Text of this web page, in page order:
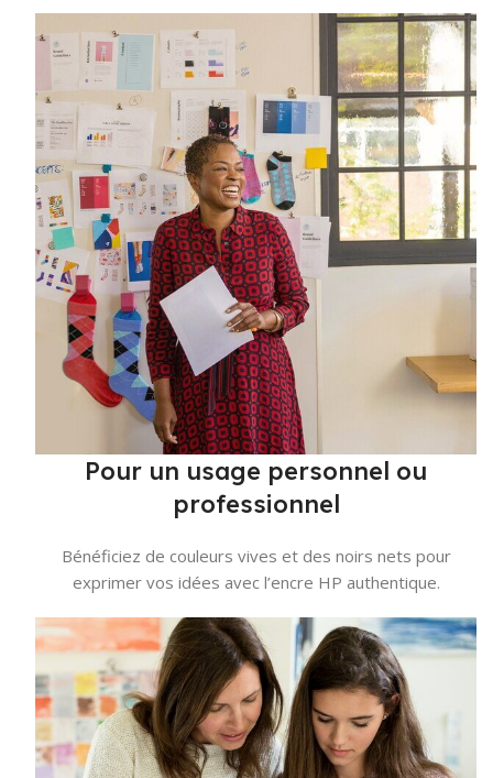
Pour un usage personnel ou
professionnel
Bénéficiez de couleurs vives et des noirs nets pour
exprimer vos idées avec l’encre HP authentique.